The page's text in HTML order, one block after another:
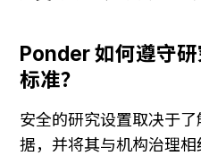
Ponder 如何遵守
标准？
安全的研究设置取决于
据，并将其与机构治理